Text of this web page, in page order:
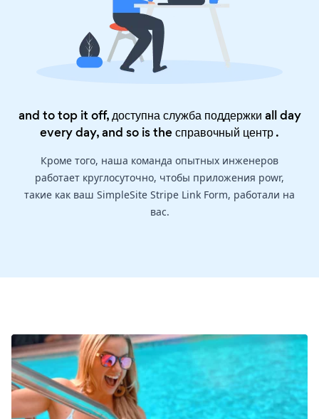
and to top it off, доступна служба поддержки all day
every day, and so is theсправочный центр.
Кроме того, наша команда опытных инженеров
работает круглосуточно, чтобы приложения powr,
такие как ваш SimpleSite Stripe Link Form, работали на
вас.